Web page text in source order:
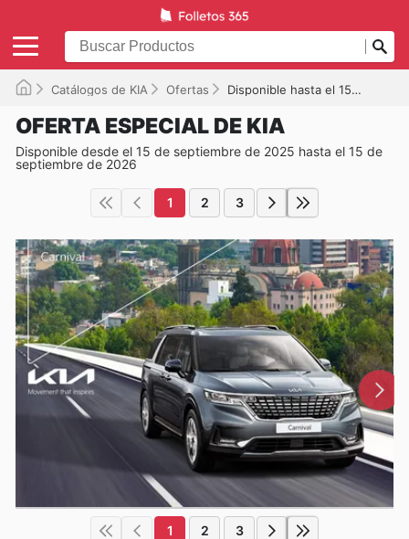
Catálogos de KIA Ofertas Disponible hasta el 15/09/2026
OFERTA ESPECIAL DE KIA
Disponible desde el 15 de septiembre de 2025 hasta el 15 de
septiembre de 2026
1 2 3
1 2 3